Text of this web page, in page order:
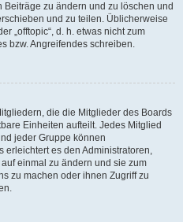
zu ändern und zu löschen und
und zu teilen. Üblicherweise
„offtopic“, d. h. etwas nicht zum
bzw. Angreifendes schreiben.
die die Mitglieder des Boards
Einheiten aufteilt. Jedes Mitglied
jeder Gruppe können
erleichtert es den Administratoren,
einmal zu ändern und sie zum
zu machen oder ihnen Zugriff zu